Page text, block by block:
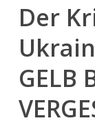
Der
GELB